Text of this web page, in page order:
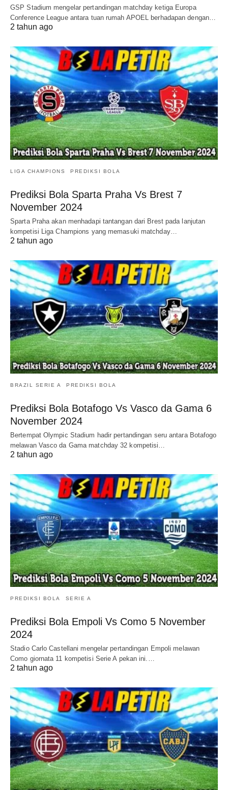
GSP Stadium mengelar pertandingan matchday ketiga Europa
Conference League antara tuan rumah APOEL berhadapan dengan…
2 tahun ago
LIGA CHAMPIONS PREDIKSI BOLA
Prediksi Bola Sparta Praha Vs Brest 7
November 2024
Sparta Praha akan menhadapi tantangan dari Brest pada lanjutan
kompetisi Liga Champions yang memasuki matchday…
2 tahun ago
BRAZIL SERIE A PREDIKSI BOLA
Prediksi Bola Botafogo Vs Vasco da Gama 6
November 2024
Bertempat Olympic Stadium hadir pertandingan seru antara Botafogo
melawan Vasco da Gama matchday 32 kompetisi…
2 tahun ago
PREDIKSI BOLA SERIE A
Prediksi Bola Empoli Vs Como 5 November
2024
Stadio Carlo Castellani mengelar pertandingan Empoli melawan
Como giornata 11 kompetisi Serie A pekan ini.…
2 tahun ago